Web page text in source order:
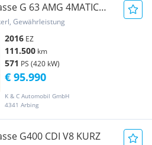
G 63 AMG 4MATIC
Gewährleistung
2016 EZ
111.500 km
571 PS (420 kW)
K & C Automobil GmbH
4341 Arbing
€ 95.990
G400 CDI V8 KURZ